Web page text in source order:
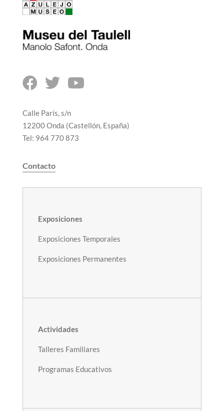
  
Calle París, s/n
12200 Onda (Castellón, España)
Tel: 964 770 873
Contacto
Exposiciones
Exposiciones Temporales
Exposiciones Permanentes
Actividades
Talleres Familiares
Programas Educativos